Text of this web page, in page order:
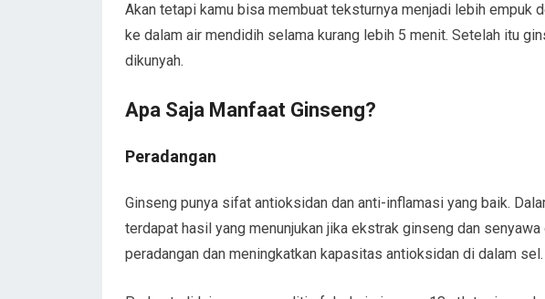
Akan tetapi kamu bisa membuat teksturnya menjadi lebih empuk
ke dalam air mendidih selama kurang lebih 5 menit. Setelah itu
dikunyah.
Apa Saja Manfaat Ginseng?
Peradangan
Ginseng punya sifat antioksidan dan anti-inflamasi yang baik.
terdapat hasil yang menunjukan jika ekstrak ginseng dan
peradangan dan meningkatkan kapasitas antioksidan di dalam sel.